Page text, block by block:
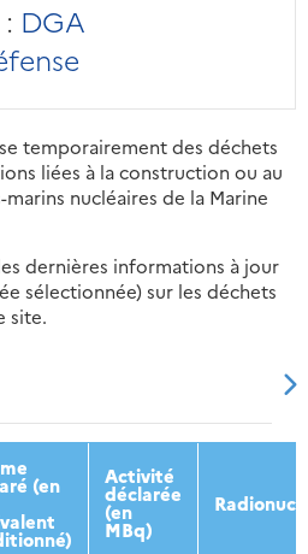
DGA
temporairement des déchets
liées à la construction ou au
nucléaires de la Marine
dernières informations à jour
sélectionnée) sur les déchets
site.
2015 2016
(en Activité
déclarée
(en
MBq)